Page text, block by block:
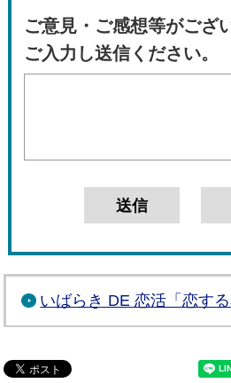
ご意見・ご感想等がござ
ご入力し送信ください。
いばらき DE 恋活「恋す